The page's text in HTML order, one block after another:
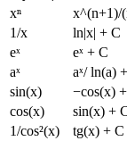
xⁿ
x^(n+1)/
1/x
ln|x| + C
eˣ
eˣ + C
aˣ
aˣ/ ln(a)
sin(x)
−cos(x)
cos(x)
sin(x) +
1/cos²(x)
tg(x) + C